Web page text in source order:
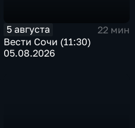
5 августа
22 мин
Вести Сочи (11:30)
05.08.2026